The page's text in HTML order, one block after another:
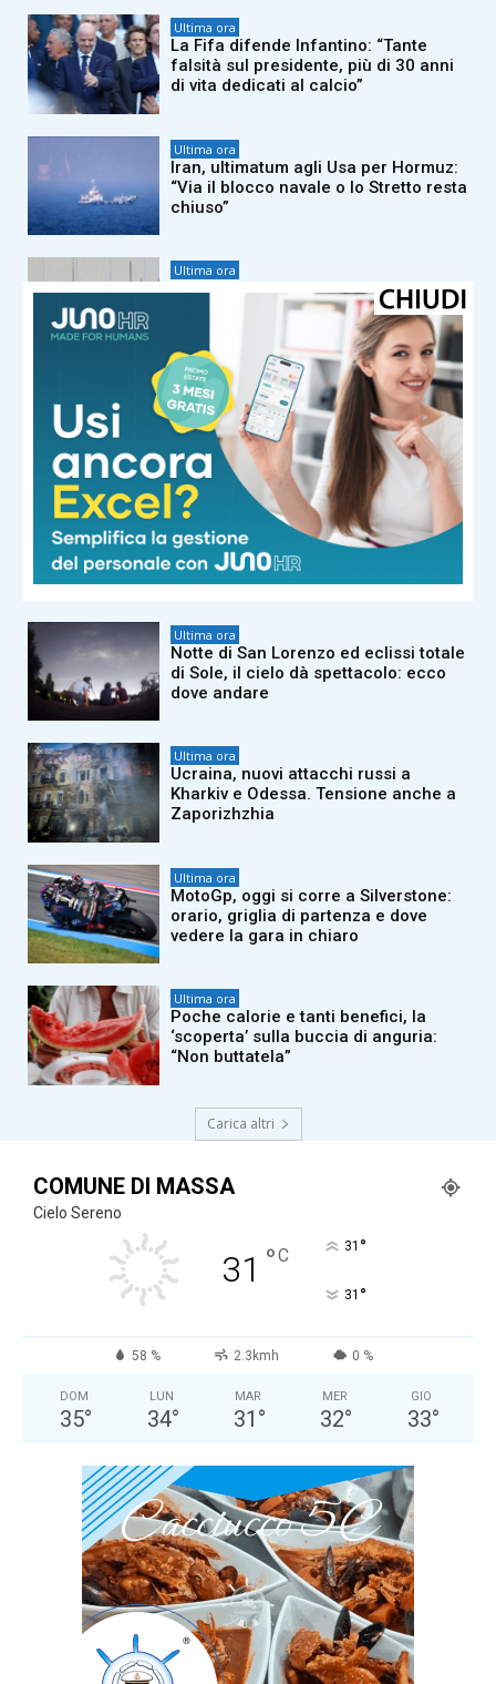
Ultima ora
La Fifa difende Infantino: “Tante
falsità sul presidente, più di 30 anni
di vita dedicati al calcio”
Ultima ora
Iran, ultimatum agli Usa per Hormuz:
“Via il blocco navale o lo Stretto resta
chiuso”
Ultima ora
Terremoto a ovest di Pisa: scossa di
Ultima ora
Maldini e l’addio alla Figc: la ‘verità’
su Guardiola, Pirlo e Malagò
Ultima ora
Meteo, domenica temporali su Alpi e
Appennini. A Ferragosto caldo fino a
39°C
Ultima ora
Notte di San Lorenzo ed eclissi totale
di Sole, il cielo dà spettacolo: ecco
dove andare
Ultima ora
Ucraina, nuovi attacchi russi a
Kharkiv e Odessa. Tensione anche a
Zaporizhzhia
Ultima ora
MotoGp, oggi si corre a Silverstone:
orario, griglia di partenza e dove
vedere la gara in chiaro
Ultima ora
Poche calorie e tanti benefici, la
‘scoperta’ sulla buccia di anguria:
“Non buttatela”
Carica altri
COMUNE DI MASSA
Cielo Sereno
31 °C 31 °
31 °
58 % 2.3kmh 0 %
DOM
35°
LUN
34°
MAR
31 °
MER
32°
GIO
33°